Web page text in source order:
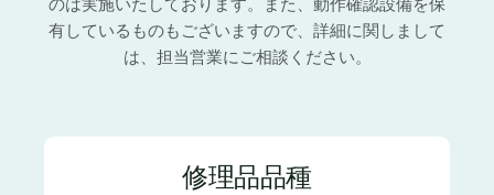
のは実施いたしております。また、動作確認設備を保
有しているものもございますので、詳細に関しまして
は、担当営業にご相談ください。
修理品品種